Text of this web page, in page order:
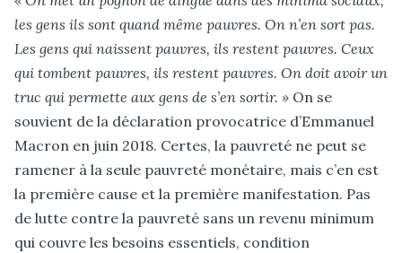
les gens ils sont quand même pauvres. On n’en sort pas.
Les gens qui naissent pauvres, ils restent pauvres. Ceux
qui tombent pauvres, ils restent pauvres. On doit avoir un
truc qui permette aux gens de s’en sortir. » On se
souvient de la déclaration provocatrice d’Emmanuel
Macron en juin 2018. Certes, la pauvreté ne peut se
ramener à la seule pauvreté monétaire, mais c’en est
la première cause et la première manifestation. Pas
de lutte contre la pauvreté sans un revenu minimum
qui couvre les besoins essentiels, condition